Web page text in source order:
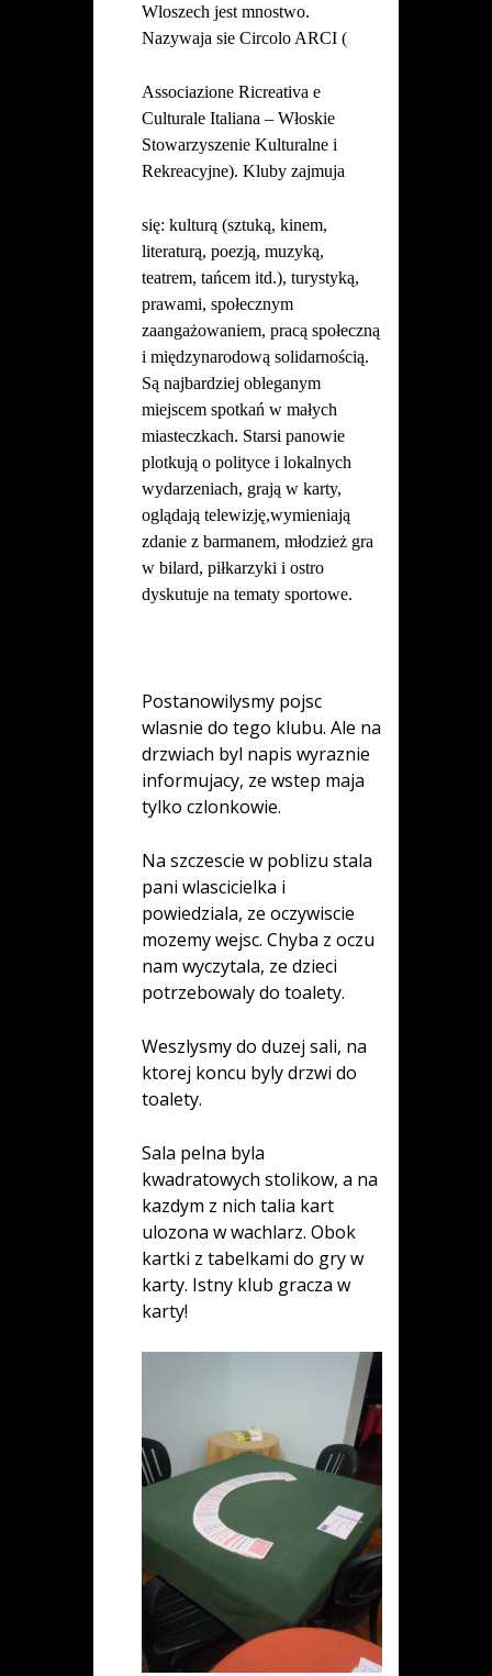
Wloszech jest mnostwo.
Nazywaja sie Circolo ARCI (
Associazione Ricreativa e
Culturale Italiana – Włoskie
Stowarzyszenie Kulturalne i
Rekreacyjne). Kluby zajmuja
się: kulturą (sztuką, kinem,
literaturą, poezją, muzyką,
teatrem, tańcem itd.), turystyką,
prawami, społecznym
zaangażowaniem, pracą społeczną
i międzynarodową solidarnością.
Są najbardziej obleganym
miejscem spotkań w małych
miasteczkach. Starsi panowie
plotkują o polityce i lokalnych
wydarzeniach, grają w karty,
oglądają telewizję,wymieniają
zdanie z barmanem, młodzież gra
w bilard, piłkarzyki i ostro
dyskutuje na tematy sportowe.
Postanowilysmy pojsc
wlasnie do tego klubu. Ale na
drzwiach byl napis wyraznie
informujacy, ze wstep maja
tylko czlonkowie.
Na szczescie w poblizu stala
pani wlascicielka i
powiedziala, ze oczywiscie
mozemy wejsc. Chyba z oczu
nam wyczytala, ze dzieci
potrzebowaly do toalety.
Weszlysmy do duzej sali, na
ktorej koncu byly drzwi do
toalety.
Sala pelna byla
kwadratowych stolikow, a na
kazdym z nich talia kart
ulozona w wachlarz. Obok
kartki z tabelkami do gry w
karty. Istny klub gracza w
karty!